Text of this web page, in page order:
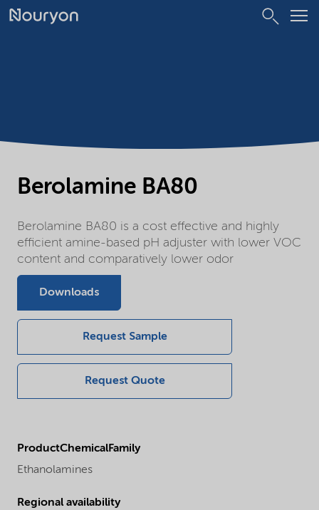
Berolamine BA80
Berolamine BA80 is a cost effective and highly
efficient amine-based pH adjuster with lower VOC
content and comparatively lower odor
Downloads
Request Sample
Request Quote
ProductChemicalFamily
Ethanolamines
Regional availability